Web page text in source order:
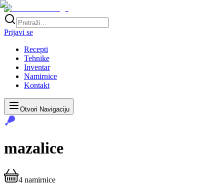
Prijavi se
Recepti
Tehnike
Inventar
Namirnice
Kontakt
Otvori Navigaciju
mazalice
4 namirnice